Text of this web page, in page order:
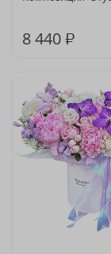
8 440 ₽